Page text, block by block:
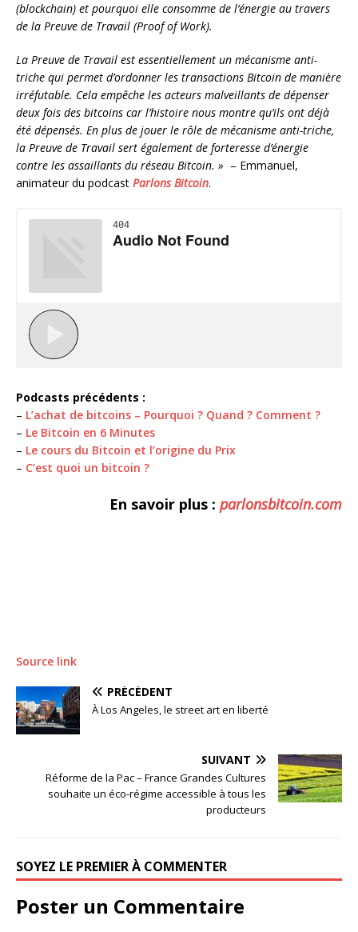
(blockchain) et pourquoi elle consomme de l’énergie au travers
de la Preuve de Travail (Proof of Work).
La Preuve de Travail est essentiellement un mécanisme anti-
triche qui permet d’ordonner les transactions Bitcoin de manière
irréfutable. Cela empêche les acteurs malveillants de dépenser
deux fois des bitcoins car l’histoire nous montre qu’ils ont déjà
été dépensés. En plus de jouer le rôle de mécanisme anti-triche,
la Preuve de Travail sert également de forteresse d’énergie
contre les assaillants du réseau Bitcoin. » – Emmanuel,
animateur du podcast Parlons Bitcoin.
Podcasts précédents :
– L’achat de bitcoins – Pourquoi ? Quand ? Comment ?
– Le Bitcoin en 6 Minutes
– Le cours du Bitcoin et l’origine du Prix
– C’est quoi un bitcoin ?
En savoir plus : parlonsbitcoin.com
Source link
PRÉCÉDENT
À Los Angeles, le street art en liberté
SUIVANT
Réforme de la Pac – France Grandes Cultures
souhaite un éco-régime accessible à tous les
producteurs
SOYEZ LE PREMIER À COMMENTER
Poster un Commentaire